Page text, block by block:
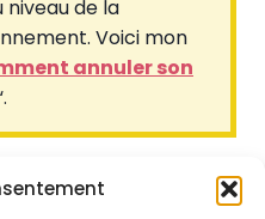
de la
Voici mon
annuler son
AUX VRAIES